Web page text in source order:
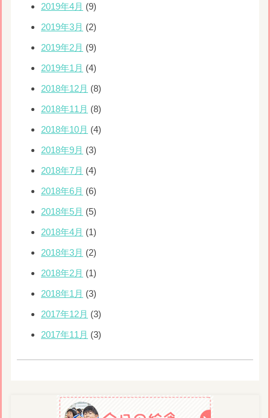
2019年4月 (9)
2019年3月 (2)
2019年2月 (9)
2019年1月 (4)
2018年12月 (8)
2018年11月 (8)
2018年10月 (4)
2018年9月 (3)
2018年7月 (4)
2018年6月 (6)
2018年5月 (5)
2018年4月 (1)
2018年3月 (2)
2018年2月 (1)
2018年1月 (3)
2017年12月 (3)
2017年11月 (3)